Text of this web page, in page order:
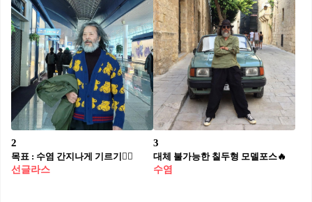
2
목표 : 수염 간지나게 기르기🧔‍♂️
선글라스
3
대체 불가능한 칠두형 모델포스🔥
수염